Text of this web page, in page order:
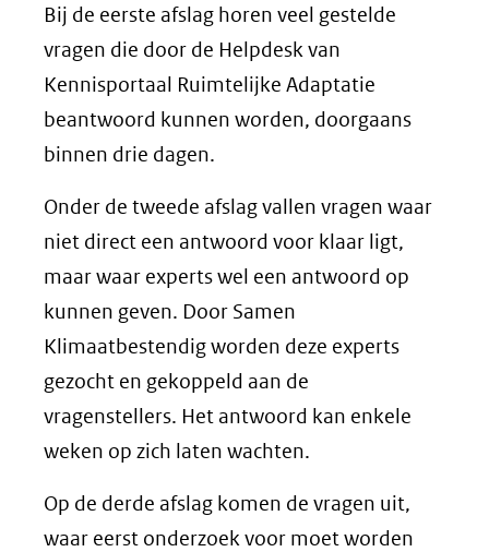
Bij de eerste afslag horen veel gestelde
vragen die door de Helpdesk van
Kennisportaal Ruimtelijke Adaptatie
beantwoord kunnen worden, doorgaans
binnen drie dagen.
Onder de tweede afslag vallen vragen waar
niet direct een antwoord voor klaar ligt,
maar waar experts wel een antwoord op
kunnen geven. Door Samen
Klimaatbestendig worden deze experts
gezocht en gekoppeld aan de
vragenstellers. Het antwoord kan enkele
weken op zich laten wachten.
Op de derde afslag komen de vragen uit,
waar eerst onderzoek voor moet worden